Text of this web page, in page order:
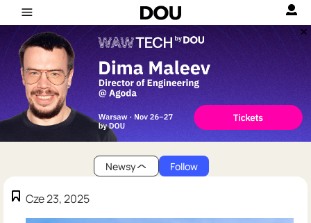
Newsy Follow
Cze 23, 2025